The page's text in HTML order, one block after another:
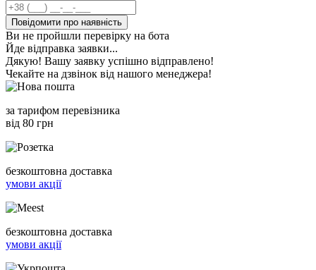
Повідомити про наявність
Ви не пройшли перевірку на бота
Йде відправка заявки...
Дякую! Вашу заявку успішно відправлено!
Чекайте на дзвінок від нашого менеджера!
за тарифом перевізника
від 80 грн
безкоштовна доставка
умови акції
безкоштовна доставка
умови акції